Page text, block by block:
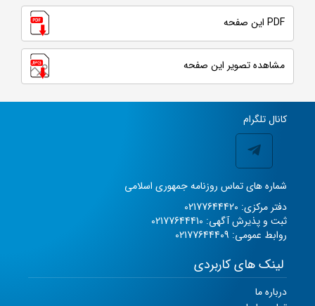
PDF این صفحه
مشاهده تصویر این صفحه
کانال تلگرام
شماره های تماس روزنامه جمهوری اسلامی
دفتر مرکزی: 02177644420
ثبت و پذیرش آگهی: 02177644410
روابط عمومی: 02177644409
لینک های کاربردی
درباره ما